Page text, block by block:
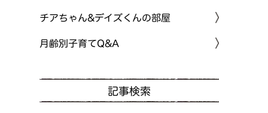
チアちゃん&デイズくんの部屋
月齢別子育てQ&A
記事検索